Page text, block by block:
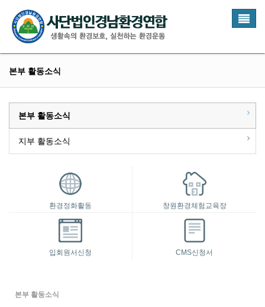
본부 활동소식
본부 활동소식
지부 활동소식
환경정화활동 창원환경체험교육장
입회원서신청 CMS신청서
본부 활동소식